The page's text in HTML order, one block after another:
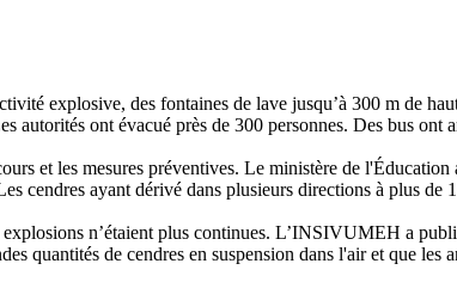
explosive, des fontaines de lave jusqu’à 300 m de
ont évacué près de 300 personnes. Des bus ont
et les mesures préventives. Le ministère de
cendres ayant dérivé dans plusieurs directions à plus
n’étaient plus continues. L’INSIVUMEH a
quantités de cendres en suspension dans l'air et que les